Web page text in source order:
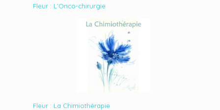
Fleur : L’Onco-chirurgie
Fleur : La Chimiothérapie